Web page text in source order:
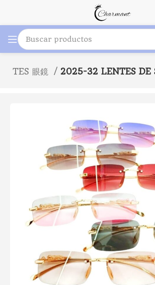
眼鏡 2025-32 LENTES DE